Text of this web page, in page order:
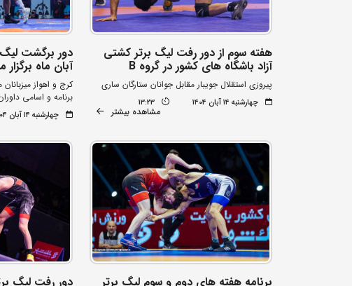
هفته سوم از دور رفت لیگ برتر کشتی
آزاد باشگاه های کشور در گروه B
پیروزی استقلال جویبار مقابل جوانان ستارگان ساری
چهارشنبه ۱۴ آبان ۱۴۰۴ 13:23
مشاهده بیشتر
آبان ماه
کرج و اهواز
برنامه و اسامی
چهارشنبه ۱۴ آبان ۱۴۰۴
برنامه هفته های دوم و سوم لیگ برتر دور رفت لیگ